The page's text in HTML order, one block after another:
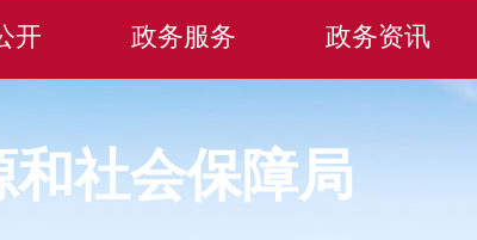
开 政务服务 政务资讯
社会保障局